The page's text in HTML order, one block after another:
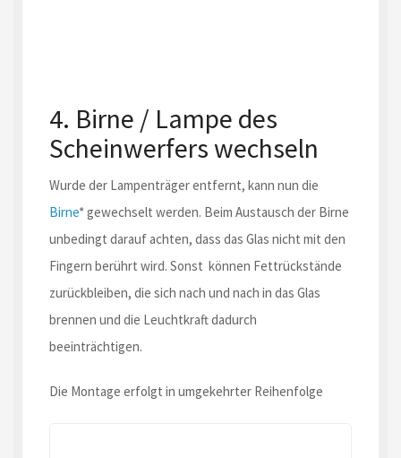
4. Birne / Lampe des
Scheinwerfers wechseln
Wurde der Lampenträger entfernt, kann nun die
Birne* gewechselt werden. Beim Austausch der Birne
unbedingt darauf achten, dass das Glas nicht mit den
Fingern berührt wird. Sonst können Fettrückstände
zurückbleiben, die sich nach und nach in das Glas
brennen und die Leuchtkraft dadurch
beeinträchtigen.
Die Montage erfolgt in umgekehrter Reihenfolge